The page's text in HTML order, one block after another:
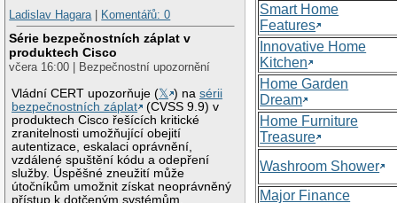
Ladislav Hagara| Komentářů: 0
Série bezpečnostních záplat v
produktech Cisco
včera 16:00 | Bezpečnostní upozornění
Vládní CERT upozorňuje (𝕏 ) nasérii
bezpečnostních záplat
(CVSS 9.9) v
produktech Cisco řešících kritické
zranitelnosti umožňující obejití
autentizace, eskalaci oprávnění,
vzdálené spuštění kódu a odepření
služby. Úspěšné zneužití může
útočníkům umožnit získat neoprávněný
přístup k dotčeným systémům,
Smart Home
Features
Innovative Home
Kitchen
Home Garden
Dream
Home Furniture
Treasure
Washroom Shower
Major Finance